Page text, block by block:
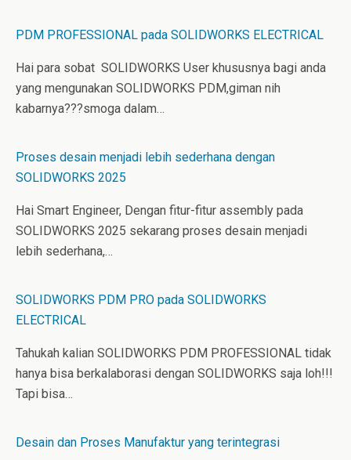
PDM PROFESSIONAL pada SOLIDWORKS ELECTRICAL
Hai para sobat SOLIDWORKS User khususnya bagi anda
yang mengunakan SOLIDWORKS PDM,giman nih
kabarnya???smoga dalam…
Proses desain menjadi lebih sederhana dengan
SOLIDWORKS 2025
Hai Smart Engineer, Dengan fitur-fitur assembly pada
SOLIDWORKS 2025 sekarang proses desain menjadi
lebih sederhana,…
SOLIDWORKS PDM PRO pada SOLIDWORKS
ELECTRICAL
Tahukah kalian SOLIDWORKS PDM PROFESSIONAL tidak
hanya bisa berkalaborasi dengan SOLIDWORKS saja loh!!!
Tapi bisa…
Desain dan Proses Manufaktur yang terintegrasi